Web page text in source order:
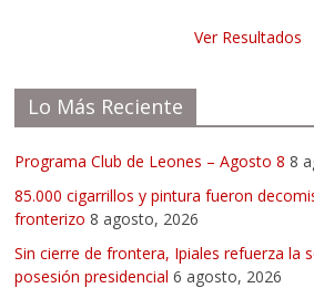
Ver Resultados
Lo Más Reciente
Programa Club de Leones – Agosto 8 8
85.000 cigarrillos y pintura fueron
fronterizo 8 agosto, 2026
Sin cierre de frontera, Ipiales refuerza la
posesión presidencial 6 agosto, 2026